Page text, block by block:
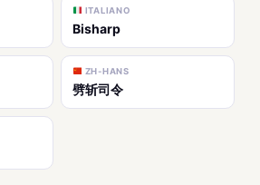
ITALIANO
Bisharp
ZH-HANS
劈斩司令